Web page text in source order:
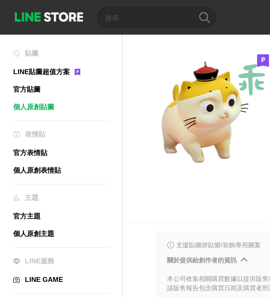
貼圖
LINE貼圖超值方案
官方貼圖
個人原創貼圖
表情貼
官方表情貼
個人原創表情貼
主題
官方主題
個人原創主題
LINE服務
LINE GAME
支援貼圖拼貼樂/裝飾專用圖案
關於提供給創作者的資訊
本公司收集相關購買數據以提供販售
該販售報告包含購買日期及購買者